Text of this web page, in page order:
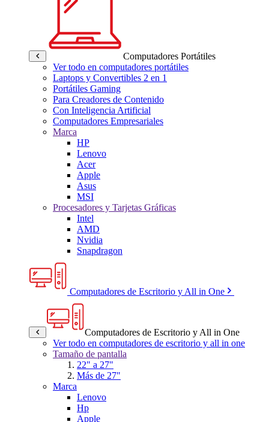
Computadores Portátiles
Ver todo en computadores portátiles
Laptops y Convertibles 2 en 1
Portátiles Gaming
Para Creadores de Contenido
Con Inteligencia Artificial
Computadores Empresariales
Marca
HP
Lenovo
Acer
Apple
Asus
MSI
Procesadores y Tarjetas Gráficas
Intel
AMD
Nvidia
Snapdragon
Computadores de Escritorio y All in One
Computadores de Escritorio y All in One
Ver todo en computadores de escritorio y all in one
Tamaño de pantalla
22" a 27"
Más de 27"
Marca
Lenovo
Hp
Apple